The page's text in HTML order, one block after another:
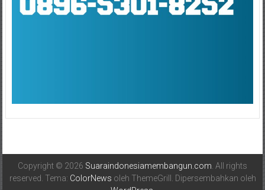
Copyright © 2026 Suaraindonesiamembangun.com . All rights
reserved. Tema: ColorNews oleh ThemeGrill. Dipersembahkan oleh